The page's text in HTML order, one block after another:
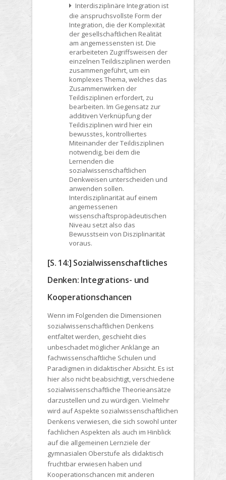
Interdisziplinäre Integration ist
die anspruchsvollste Form der
Integration, die der Komplexität
der gesellschaftlichen Realität
am angemessensten ist. Die
erarbeiteten Zugriffsweisen der
einzelnen Teildisziplinen werden
zusammengeführt, um ein
komplexes Thema, welches das
Zusammenwirken der
Teildisziplinen erfordert, zu
bearbeiten. Im Gegensatz zur
additiven Verknüpfung der
Teildisziplinen wird hier ein
bewusstes, kontrolliertes
Miteinander der Teildisziplinen
notwendig, bei dem die
Lernenden die
sozialwissenschaftlichen
Denkweisen unterscheiden und
anwenden sollen.
Interdisziplinarität auf einem
angemessenen
wissenschaftspropädeutischen
Niveau setzt also das
Bewusstsein von Disziplinarität
voraus.
[S. 14:] Sozialwissenschaftliches
Denken: Integrations- und
Kooperationschancen
Wenn im Folgenden die Dimensionen
sozialwissenschaftlichen Denkens
entfaltet werden, geschieht dies
unbeschadet möglicher Anklänge an
fachwissenschaftliche Schulen und
Paradigmen in didaktischer Absicht. Es ist
hier also nicht beabsichtigt, verschiedene
sozialwissenschaftliche Theorieansätze
darzustellen und zu würdigen. Vielmehr
wird auf Aspekte sozialwissenschaftlichen
Denkens verwiesen, die sich sowohl unter
fachlichen Aspekten als auch im Hinblick
auf die allgemeinen Lernziele der
gymnasialen Oberstufe als didaktisch
fruchtbar erwiesen haben und
Kooperationschancen mit anderen